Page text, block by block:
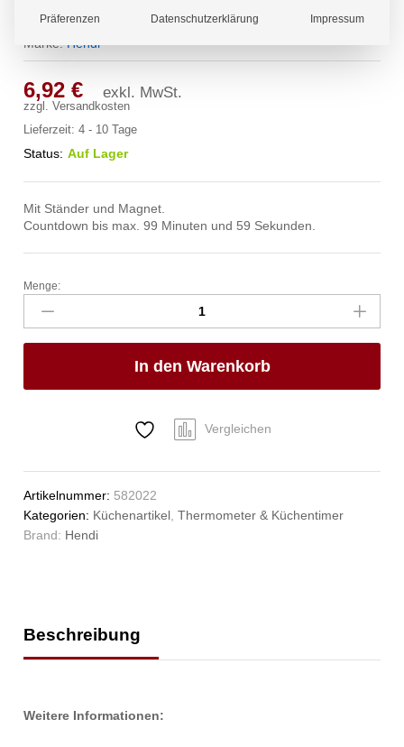
65x70x(H)17mm
Marke:Hendi
6,92€ exkl. MwSt.
zzgl.Versandkosten
Lieferzeit:4 - 10 Tage
Status: Auf Lager
Mit Ständer und Magnet.
Countdown bis max. 99 Minuten und 59 Sekunden.
Digitale
Küchenuhr,
HENDI,
65x70x(H)17mm
Menge:
In den Warenkorb
Vergleichen
Artikelnummer: 582022
Kategorien: Küchenartikel ,Thermometer & Küchentimer
Brand: Hendi
Beschreibung
Weitere Informationen:
Präferenzen Datenschutzerklärung Impressum